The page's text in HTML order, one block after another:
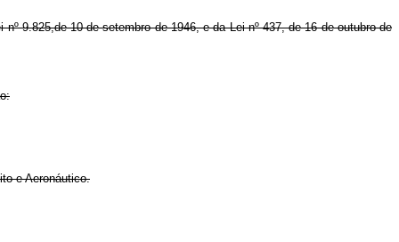
9.825,de 10 de setembro de 1946, e da Lei nº 437, de 16 de outubro de
e Aeronáutico.